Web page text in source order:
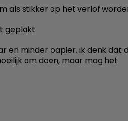
als stikker op het verlof
geplakt.
en minder papier. Ik denk dat
om doen, maar mag het